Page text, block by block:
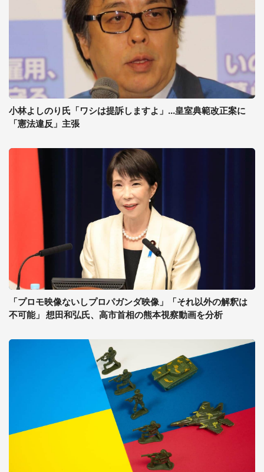
小林よしのり氏「ワシは提訴しますよ」...皇室典範改正案に
「憲法違反」主張
「プロモ映像ないしプロパガンダ映像」「それ以外の解釈は
不可能」 想田和弘氏、高市首相の熊本視察動画を分析